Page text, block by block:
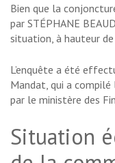
Bien que la
par STÉPHANE
situation, à hauteur
L’enquête a été
Mandat, qui a
par le ministère des
Situation